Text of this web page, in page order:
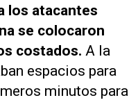
los atacantes
se colocaron
costados. A la
espacios para
minutos para